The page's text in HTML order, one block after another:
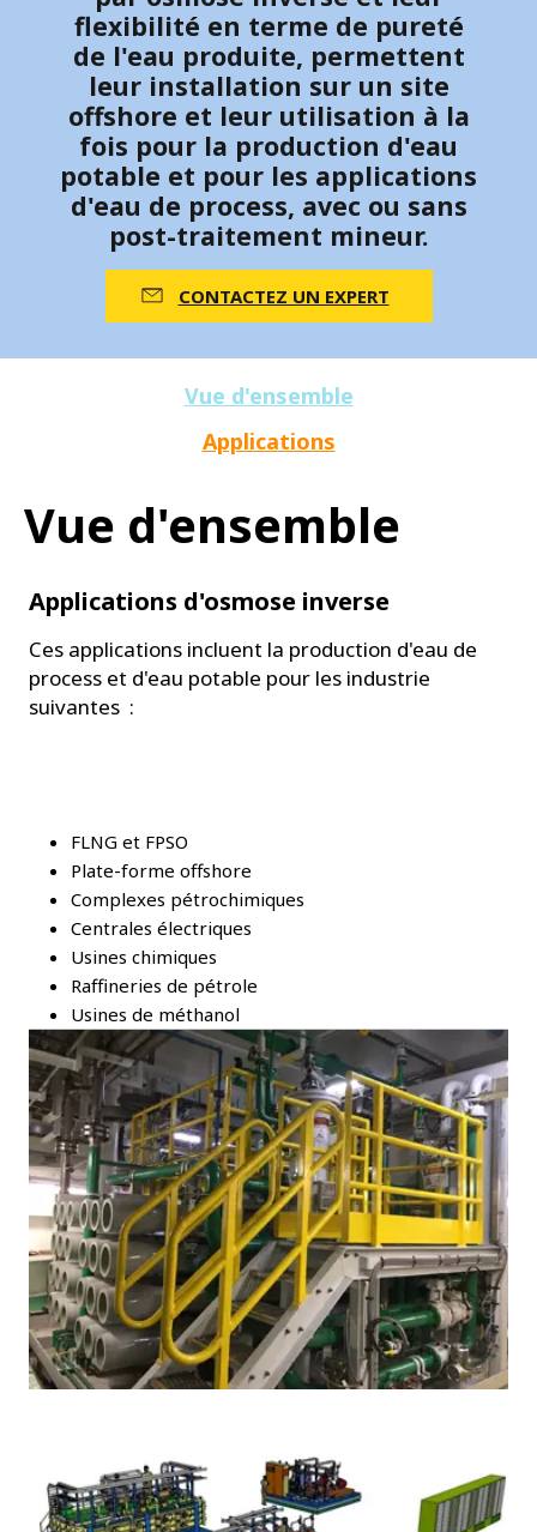
flexibilité en terme de pureté
de l'eau produite, permettent
leur installation sur un site
offshore et leur utilisation à la
fois pour la production d'eau
potable et pour les applications
d'eau de process, avec ou sans
post-traitement mineur.
CONTACTEZ UN EXPERT
Vue d'ensemble
Applications
Vue d'ensemble
Applications d'osmose inverse
Ces applications incluent la production d'eau de
process et d'eau potable pour les industrie
suivantes :
FLNG et FPSO
Plate-forme offshore
Complexes pétrochimiques
Centrales électriques
Usines chimiques
Raffineries de pétrole
Usines de méthanol